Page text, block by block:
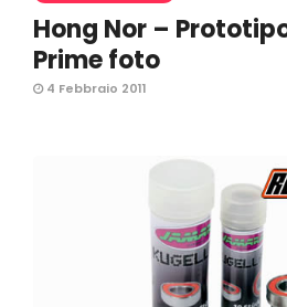
Hong Nor –
Prime foto
4 Febbraio 2011